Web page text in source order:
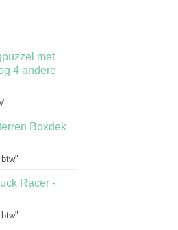
met
4 andere
Boxdek
Racer -